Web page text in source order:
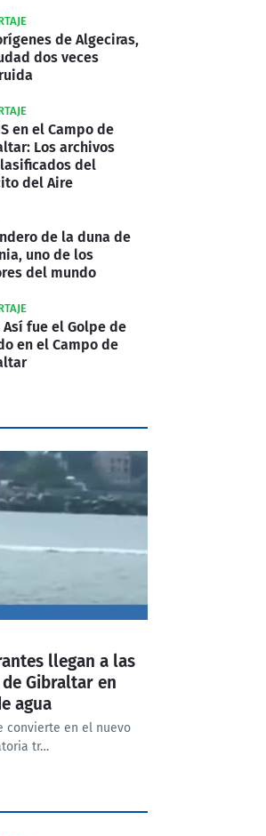
de Algeciras,
dos veces
en el Campo de
Los archivos
del
del Aire
de la duna de
uno de los
del mundo
Así fue el Golpe de
en el Campo de
llegan a las
Gibraltar en
agua
convierte en el nuevo
tr…